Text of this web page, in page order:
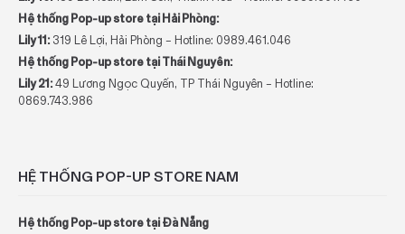
Hệ thống Pop-up store tại Hải Phòng:
Lily 11: 319 Lê Lợi, Hải Phòng – Hotline: 0989.461.046
Hệ thống Pop-up store tại Thái Nguyên:
Lily 21: 49 Lương Ngọc Quyến, TP Thái Nguyên – Hotline:
0869.743.986
HỆ THỐNG POP-UP STORE NAM
Hệ thống Pop-up store tại Đà Nẵng